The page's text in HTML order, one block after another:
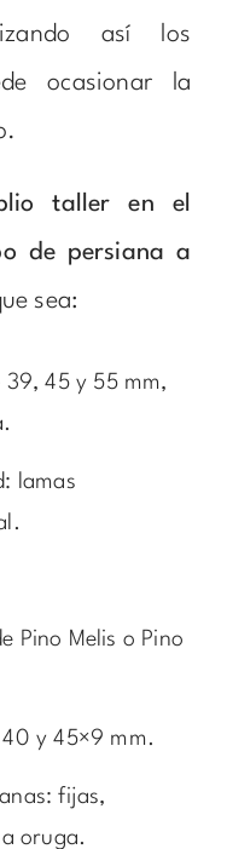
así los
ocasionar la
taller en el
de persiana a
sea:
39, 45 y 55 mm,
lamas
Pino Melis o Pino
40 y 45×9 mm.
fijas,
oruga.